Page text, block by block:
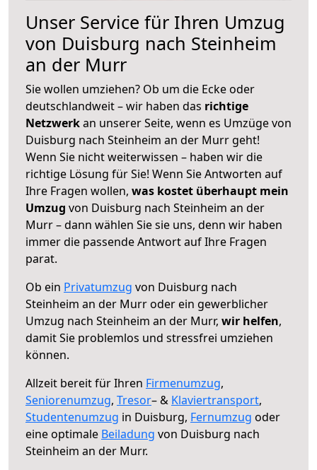
Unser Service für Ihren Umzug
von Duisburg nach Steinheim
an der Murr
Sie wollen umziehen? Ob um die Ecke oder
deutschlandweit – wir haben das richtige
Netzwerkan unserer Seite, wenn es Umzüge von
Duisburg nach Steinheim an der Murr geht!
Wenn Sie nicht weiterwissen – haben wir die
richtige Lösung für Sie! Wenn Sie Antworten auf
Ihre Fragen wollen, was kostet überhaupt mein
Umzug von Duisburg nach Steinheim an der
Murr – dann wählen Sie sie uns, denn wir haben
immer die passende Antwort auf Ihre Fragen
parat.
Ob ein Privatumzug von Duisburg nach
Steinheim an der Murr oder ein gewerblicher
Umzug nach Steinheim an der Murr, wir helfen,
damit Sie problemlos und stressfrei umziehen
können.
Allzeit bereit für Ihren Firmenumzug,
Seniorenumzug, Tresor– & Klaviertransport,
Studentenumzug in Duisburg, Fernumzug oder
eine optimale Beiladung von Duisburg nach
Steinheim an der Murr.